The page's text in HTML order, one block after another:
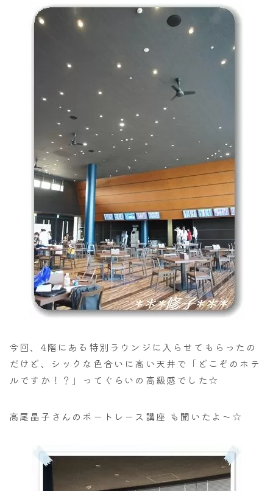
今回、4階にある特別ラウンジに入らせてもらったの
だけど、シックな色合いに高い天井で「どこぞのホテ
ルですか！？」ってぐらいの高級感でした☆
高尾晶子さんのボートレース講座 も聞いたよ～☆